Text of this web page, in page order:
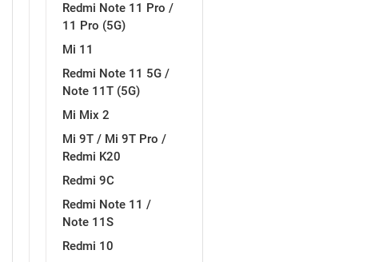
Redmi Note 11 Pro /
11 Pro (5G)
Mi 11
Redmi Note 11 5G /
Note 11T (5G)
Mi Mix 2
Mi 9T / Mi 9T Pro /
Redmi K20
Redmi 9C
Redmi Note 11 /
Note 11S
Redmi 10
Obiteljski motivi